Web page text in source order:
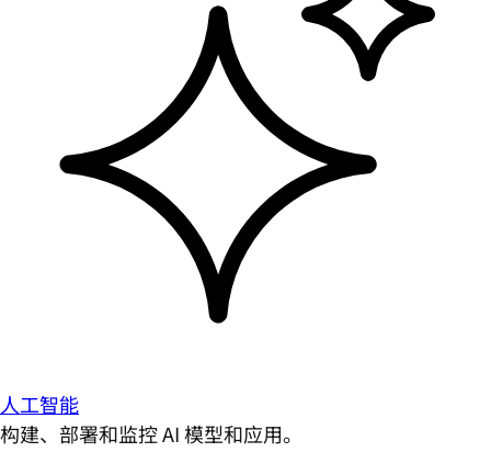
人工智能
构建、部署和监控 AI 模型和应用。